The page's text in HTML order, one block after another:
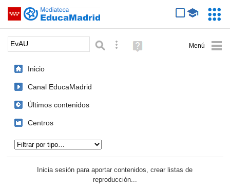
Saltar navegación
Palabra o frase: Búsqueda avanzada
Ayuda
(en
Inicio
Canal EducaMadrid
Últimos contenidos
Centros
Inicia sesión para aportar contenidos, crear listas de
reproducción...